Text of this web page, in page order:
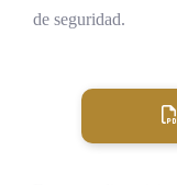
de seguridad.